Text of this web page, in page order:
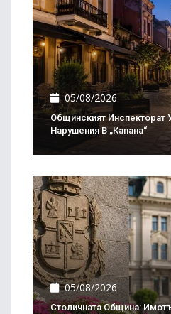
05/08/2026
Общинският Инспекторат
Нарушения В „Капана“
05/08/2026
Столичната Община: